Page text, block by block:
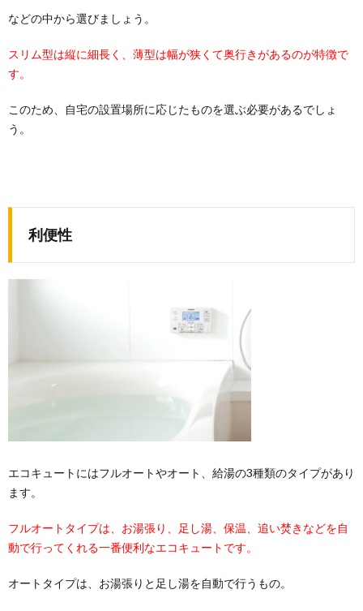
などの中から選びましょう。
スリム型は縦に細長く、薄型は幅が狭くて奥行きがあるのが特徴で
す。
このため、自宅の設置場所に応じたものを選ぶ必要があるでしょ
う。
利便性
エコキュートにはフルオートやオート、給湯の3種類のタイプがあり
ます。
フルオートタイプは、お湯張り、足し湯、保温、追い焚きなどを自
動で行ってくれる一番便利なエコキュートです。
オートタイプは、お湯張りと足し湯を自動で行うもの。